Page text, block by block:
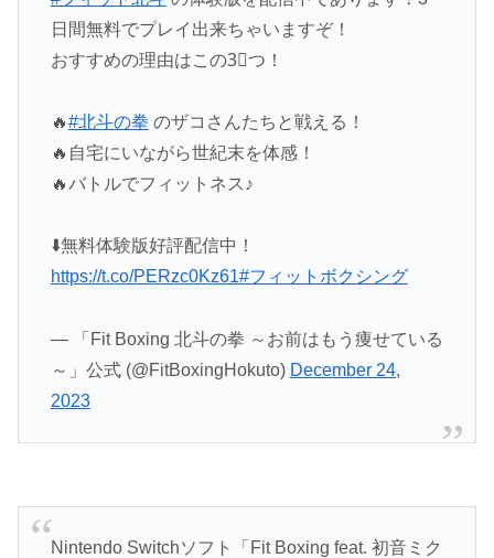
日間無料でプレイ出来ちゃいますぞ！
おすすめの理由はこの3⃣つ！
🔥#北斗の拳 のザコさんたちと戦える！
🔥自宅にいながら世紀末を体感！
🔥バトルでフィットネス♪
⬇️無料体験版好評配信中！
https://t.co/PERzc0Kz61#フィットボクシング
— 「Fit Boxing 北斗の拳 ～お前はもう痩せている
～」公式 (@FitBoxingHokuto) December 24,
2023
Nintendo Switchソフト「Fit Boxing feat. 初音ミク